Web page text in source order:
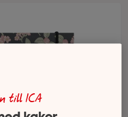
till ICA